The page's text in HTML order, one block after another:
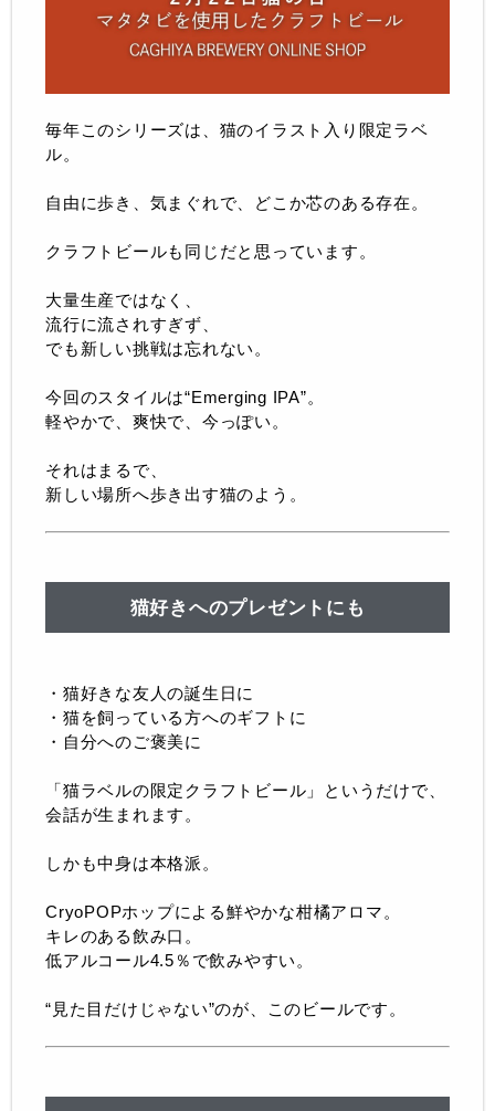
毎年このシリーズは、猫のイラスト入り限定ラベ
ル。
自由に歩き、気まぐれで、どこか芯のある存在。
クラフトビールも同じだと思っています。
大量生産ではなく、
流行に流されすぎず、
でも新しい挑戦は忘れない。
今回のスタイルは“Emerging IPA”。
軽やかで、爽快で、今っぽい。
それはまるで、
新しい場所へ歩き出す猫のよう。
猫好きへのプレゼントにも
・猫好きな友人の誕生日に
・猫を飼っている方へのギフトに
・自分へのご褒美に
「猫ラベルの限定クラフトビール」というだけで、
会話が生まれます。
しかも中身は本格派。
CryoPOPホップによる鮮やかな柑橘アロマ。
キレのある飲み口。
低アルコール4.5％で飲みやすい。
“見た目だけじゃない”のが、このビールです。